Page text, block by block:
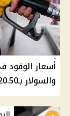
والسولار بـ20.50 جنيه